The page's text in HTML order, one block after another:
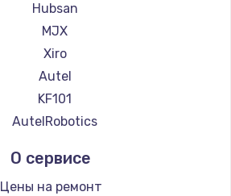
Hubsan
MJX
Xiro
Autel
KF101
AutelRobotics
О сервисе
Цены на ремонт